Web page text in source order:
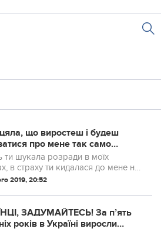
що виростеш і будеш
про мене так само
як я дбала про тебе. Але ...
ти шукала розради в моїх
в страху ти кидалася до мене на
особою в моє
як боїшся мене втратити.
2019, 20:52
ЗАДУМАЙТЕСЬ! За п’ять
років в Україні виросли